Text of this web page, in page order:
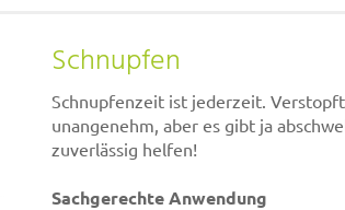
Schnupfen
Schnupfenzeit ist jederzeit.
unangenehm, aber es gibt ja
zuverlässig helfen!
Sachgerechte Anwendung